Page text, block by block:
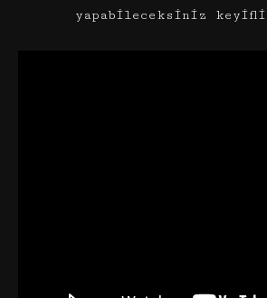
yapabileceksiniz keyifli